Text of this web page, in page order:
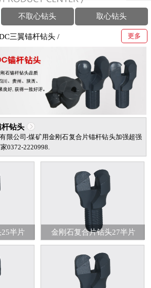
不取心钻头 取心钻头
三翼锚杆钻头/ 更多
钻头
限公司-煤矿用金刚石复合片锚杆钻头加强超强
0372-2220998.
半片 金刚石复合片钻头27半片